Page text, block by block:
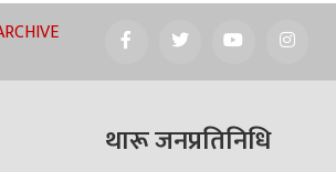
थारू जनप्रतिनिधि